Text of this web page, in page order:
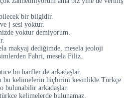
bir bilgidir.
j sesi yoktur.
yoktur demiyorum.
makyaj dediğimde, mesela jeoloji
Fahri, mesela Filiz.
bu harfler de arkadaşlar.
bu kelimelerin hiçbirini kesinlikle Türkçe
bulunabilir arkadaşlar.
kelimelerde bulunamaz.